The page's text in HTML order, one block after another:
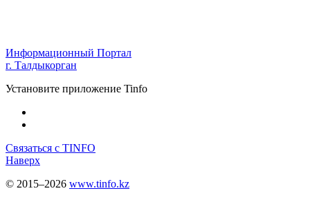
Информационный Портал
г. Талдыкорган
Установите приложение Tinfo
Связаться с TINFO
Наверх
© 2015–2026 www.tinfo.kz